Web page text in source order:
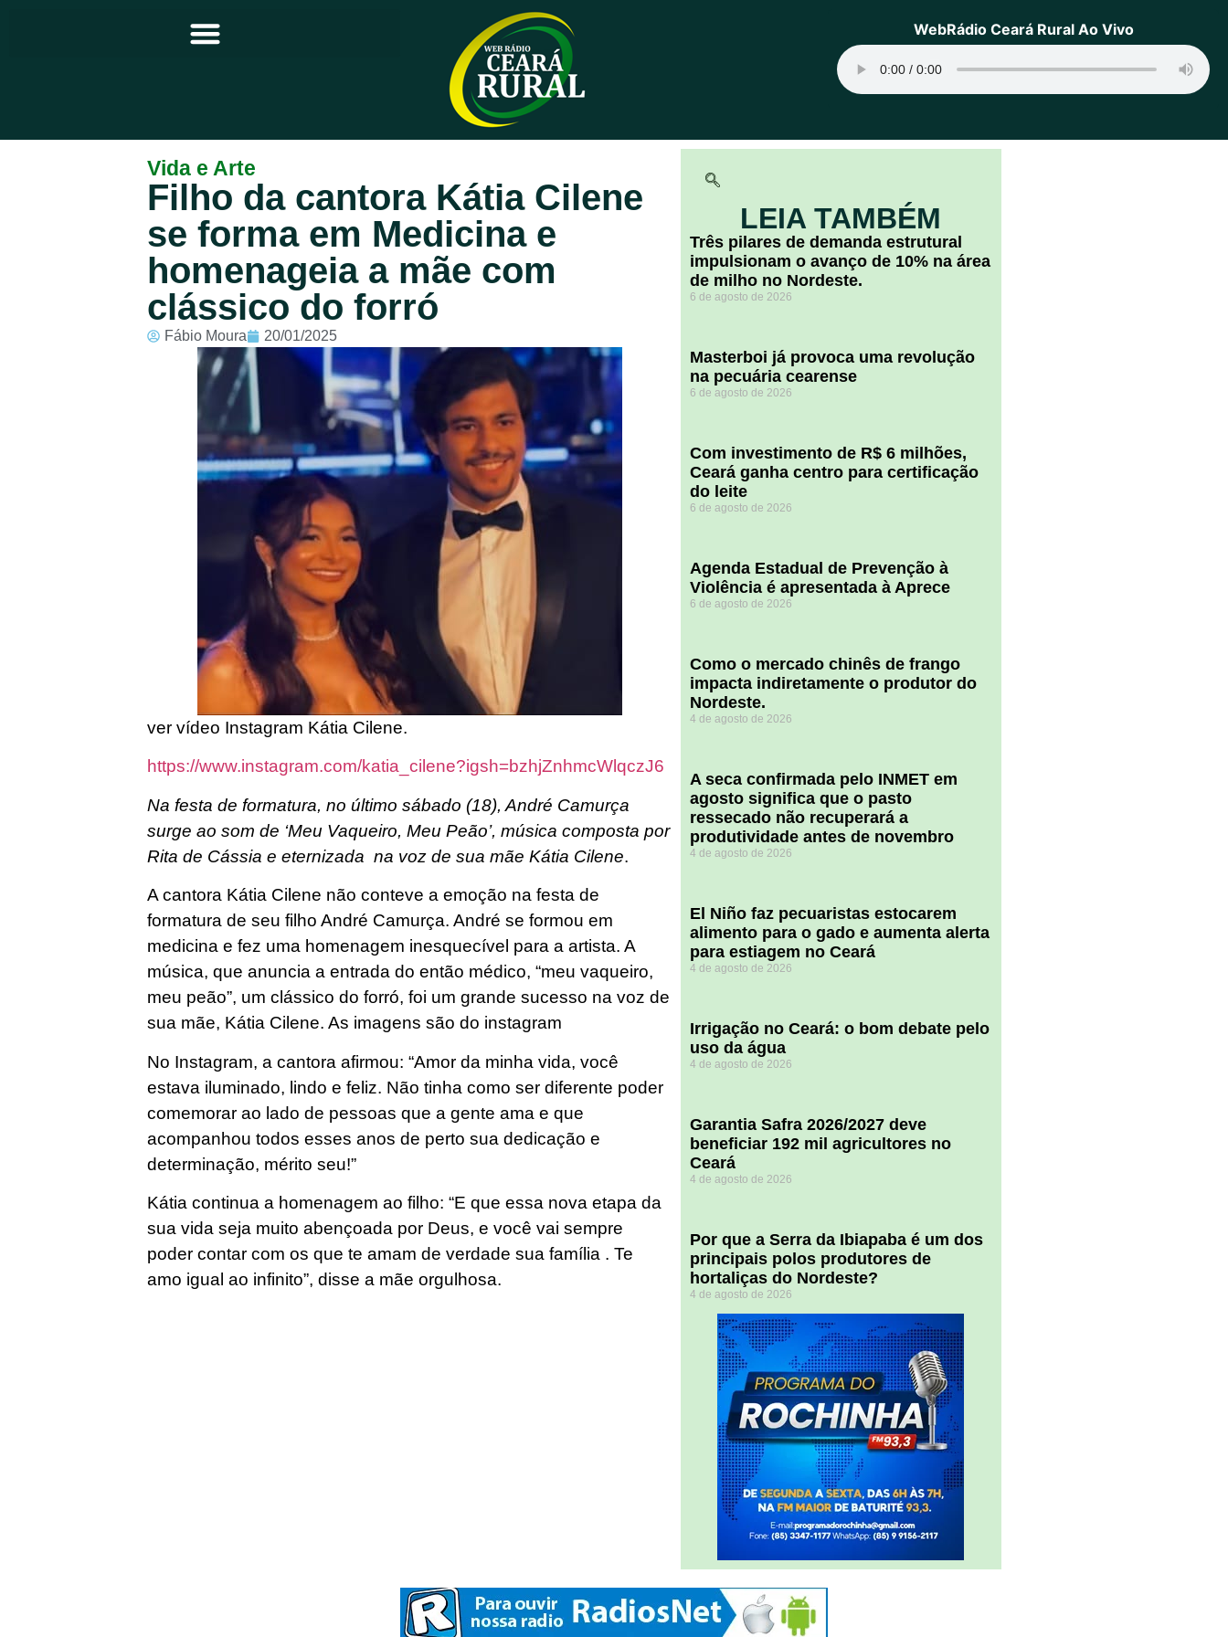
Principal
Notícias
Programação
Equipe
Contato
Sobre
WebRádio Ceará Rural Ao Vivo
Vida e Arte
Filho da cantora Kátia Cilene
se forma em Medicina e
homenageia a mãe com
clássico do forró
Fábio Moura 20/01/2025
ver vídeo Instagram Kátia Cilene.
https://www.instagram.com/katia_cilene?igsh=bzhjZnhmcWlqczJ6
Na festa de formatura, no último sábado (18), André Camurça
surge ao som de ‘Meu Vaqueiro, Meu Peão’, música composta por
Rita de Cássia e eternizada na voz de sua mãe Kátia Cilene.
A cantora Kátia Cilene não conteve a emoção na festa de
formatura de seu filho André Camurça. André se formou em
medicina e fez uma homenagem inesquecível para a artista. A
música, que anuncia a entrada do então médico, “meu vaqueiro,
meu peão”, um clássico do forró, foi um grande sucesso na voz de
sua mãe, Kátia Cilene. As imagens são do instagram
No Instagram, a cantora afirmou: “Amor da minha vida, você
estava iluminado, lindo e feliz. Não tinha como ser diferente poder
comemorar ao lado de pessoas que a gente ama e que
acompanhou todos esses anos de perto sua dedicação e
determinação, mérito seu!”
Kátia continua a homenagem ao filho: “E que essa nova etapa da
sua vida seja muito abençoada por Deus, e você vai sempre
poder contar com os que te amam de verdade sua família . Te
amo igual ao infinito”, disse a mãe orgulhosa.
LEIA TAMBÉM
​Três pilares de demanda estrutural
impulsionam o avanço de 10% na área
de milho no Nordeste.
6 de agosto de 2026
Masterboi já provoca uma revolução
na pecuária cearense
6 de agosto de 2026
Com investimento de R$ 6 milhões,
Ceará ganha centro para certificação
do leite
6 de agosto de 2026
Agenda Estadual de Prevenção à
Violência é apresentada à Aprece
6 de agosto de 2026
​Como o mercado chinês de frango
impacta indiretamente o produtor do
Nordeste.
4 de agosto de 2026
A seca confirmada pelo INMET em
agosto significa que o pasto
ressecado não recuperará a
produtividade antes de novembro
4 de agosto de 2026
El Niño faz pecuaristas estocarem
alimento para o gado e aumenta alerta
para estiagem no Ceará
4 de agosto de 2026
Irrigação no Ceará: o bom debate pelo
uso da água
4 de agosto de 2026
Garantia Safra 2026/2027 deve
beneficiar 192 mil agricultores no
Ceará
4 de agosto de 2026
Por que a Serra da Ibiapaba é um dos
principais polos produtores de
hortaliças do Nordeste?
4 de agosto de 2026